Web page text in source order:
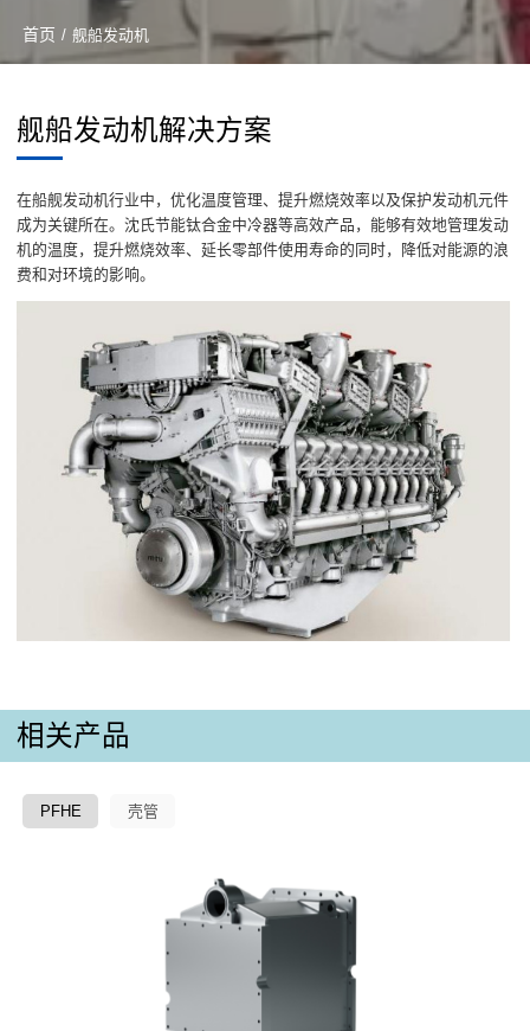
首页 / 舰船发动机
舰船发动机解决方案
在船舰发动机行业中，优化温度管理、提升燃烧效率以及保护发动机元件
成为关键所在。沈氏节能钛合金中冷器等高效产品，能够有效地管理发动
机的温度，提升燃烧效率、延长零部件使用寿命的同时，降低对能源的浪
费和对环境的影响。
相关产品
PFHE 壳管